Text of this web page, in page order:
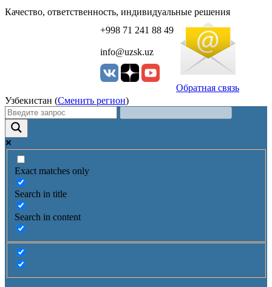
Качество, ответственность, индивидуальные решения
+998 71 241 88 49
info@uzsk.uz
Обратная связь
Узбекистан (Сменить регион)
Exact matches only
Search in title
Search in content